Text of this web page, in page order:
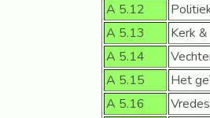
A 5.12
A 5.13
Kerk
A 5.14
A 5.15
Het
A 5.16